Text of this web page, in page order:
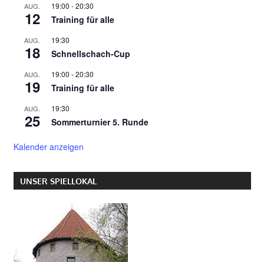
AUG.
12
19:00 -20:30
Training für alle
AUG.
18
19:30
Schnellschach-Cup
AUG.
19
19:00 -20:30
Training für alle
AUG.
25
19:30
Sommerturnier 5. Runde
Kalender anzeigen
UNSER SPIELLOKAL